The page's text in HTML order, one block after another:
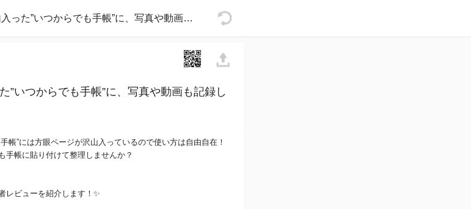
方眼ページが沢山入った”いつからでも手帳”に、写真や動画も記録しよう♡
”いつからでも手帳”に、写真や動画も記録し
帳”には方眼ページが沢山入っているので使い方は自由自在！
手帳に貼り付けて整理しませんか？
レビューを紹介します！✨